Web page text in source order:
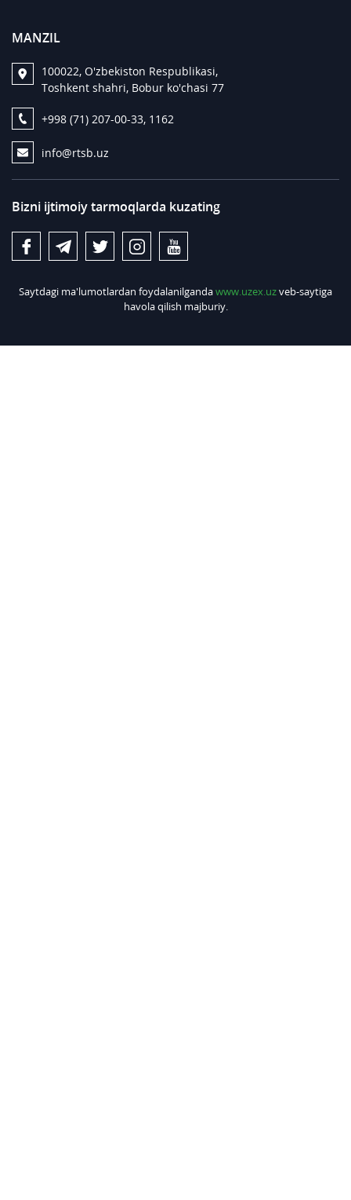
MANZIL
100022, O'zbekiston Respublikasi,
Toshkent shahri, Bobur ko'chasi 77
+998 (71) 207-00-33, 1162
info@rtsb.uz
Bizni ijtimoiy tarmoqlarda kuzating
Saytdagi ma'lumotlardan foydalanilgandawww.uzex.uzveb-saytiga
havola qilish majburiy.